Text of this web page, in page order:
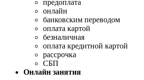
предоплата
онлайн
банковским переводом
оплата картой
безналичная
оплата кредитной картой
рассрочка
СБП
Онлайн занятия